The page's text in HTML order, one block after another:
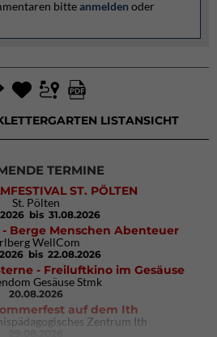
bitteanmelden oder
LISTANSICHT
TERMINE
ST. PÖLTEN
St. Pölten
bis 31.08.2026
Berge Menschen Abenteuer
WellCom
bis 22.08.2026
- Freiluftkino im Gesäuse
Gesäuse Stmk
20.08.2026
auf dem Ith
Zentrum Ith